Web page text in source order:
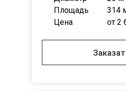
Площадь
Цена
314
от 2